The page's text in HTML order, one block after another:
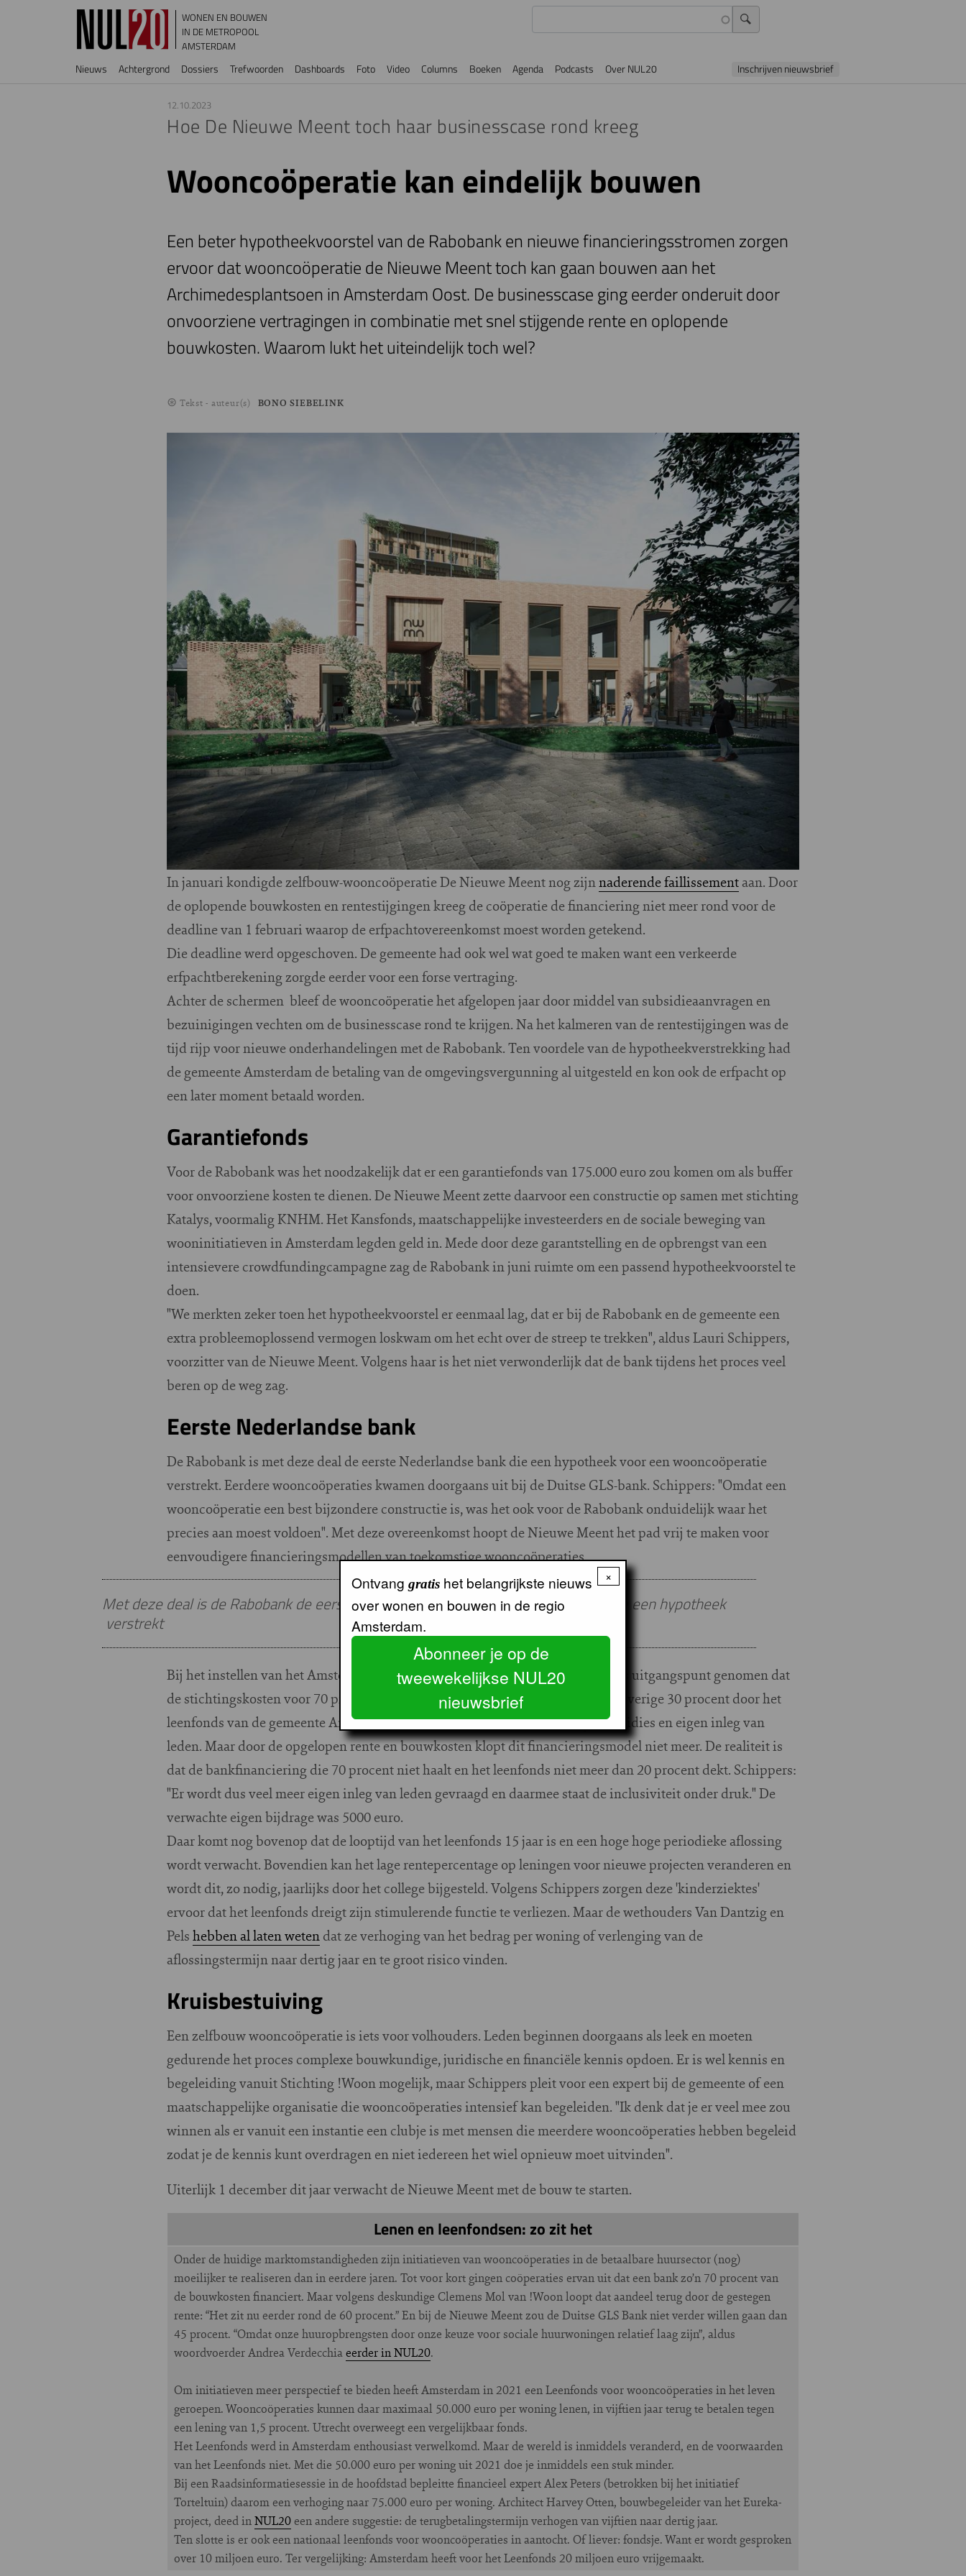
Overslaan en naar de inhoud gaan
WONEN EN BOUWEN
IN DE METROPOOL
AMSTERDAM
Hoofdnavigatie
Nieuws Achtergrond Dossiers Trefwoorden Dashboards Foto Video Columns Boeken Agenda Podcasts Over NUL20 Inschrijven nieuwsbrief
12.10.2023
Hoe De Nieuwe Meent toch haar businesscase rond kreeg
Wooncoöperatie kan eindelijk bouwen
Een beter hypotheekvoorstel van de Rabobank en nieuwe financieringsstromen zorgen
ervoor dat wooncoöperatie de Nieuwe Meent toch kan gaan bouwen aan het
Archimedesplantsoen in Amsterdam Oost. De businesscase ging eerder onderuit door
onvoorziene vertragingen in combinatie met snel stijgende rente en oplopende
bouwkosten. Waarom lukt het uiteindelijk toch wel?
Tekst - auteur(s) BONO SIEBELINK
In januari kondigde zelfbouw-wooncoöperatie De Nieuwe Meent nog zijnnaderende faillissementaan. Door
de oplopende bouwkosten en rentestijgingen kreeg de coöperatie de financiering niet meer rond voor de
deadline van 1 februari waarop de erfpachtovereenkomst moest worden getekend.
Die deadline werd opgeschoven. De gemeente had ook wel wat goed te maken want een verkeerde
erfpachtberekening zorgde eerder voor een forse vertraging.
Achter de schermen bleef de wooncoöperatie het afgelopen jaar door middel van subsidieaanvragen en
bezuinigingen vechten om de businesscase rond te krijgen. Na het kalmeren van de rentestijgingen was de
tijd rijp voor nieuwe onderhandelingen met de Rabobank. Ten voordele van de hypotheekverstrekking had
de gemeente Amsterdam de betaling van de omgevingsvergunning al uitgesteld en kon ook de erfpacht op
een later moment betaald worden.
Garantiefonds
Voor de Rabobank was het noodzakelijk dat er een garantiefonds van 175.000 euro zou komen om als buffer
voor onvoorziene kosten te dienen. De Nieuwe Meent zette daarvoor een constructie op samen met stichting
Katalys, voormalig KNHM. Het Kansfonds, maatschappelijke investeerders en de sociale beweging van
wooninitiatieven in Amsterdam legden geld in. Mede door deze garantstelling en de opbrengst van een
intensievere crowdfundingcampagne zag de Rabobank in juni ruimte om een passend hypotheekvoorstel te
doen.
"We merkten zeker toen het hypotheekvoorstel er eenmaal lag, dat er bij de Rabobank en de gemeente een
extra probleemoplossend vermogen loskwam om het echt over de streep te trekken", aldus Lauri Schippers,
voorzitter van de Nieuwe Meent. Volgens haar is het niet verwonderlijk dat de bank tijdens het proces veel
beren op de weg zag.
Eerste Nederlandse bank
De Rabobank is met deze deal de eerste Nederlandse bank die een hypotheek voor een wooncoöperatie
verstrekt. Eerdere wooncoöperaties kwamen doorgaans uit bij de Duitse GLS-bank. Schippers: "Omdat een
wooncoöperatie een best bijzondere constructie is, was het ook voor de Rabobank onduidelijk waar het
precies aan moest voldoen". Met deze overeenkomst hoopt de Nieuwe Meent het pad vrij te maken voor
eenvoudigere financieringsmodellen van toekomstige wooncoöperaties.
Met deze deal is de Rabobank de eerste Nederlandse bank die een wooncoöperatie een hypotheek
verstrekt
Bij het instellen van het Amsterdams Leenfonds voor wooncoöperaties werd als uitgangspunt genomen dat
de stichtingskosten voor 70 procent worden gefinancierd door de bank, en de overige 30 procent door het
leenfonds van de gemeente Amsterdam ((= max. 50.000 euro per woning), subsidies en eigen inleg van
leden. Maar door de opgelopen rente en bouwkosten klopt dit financieringsmodel niet meer. De realiteit is
dat de bankfinanciering die 70 procent niet haalt en het leenfonds niet meer dan 20 procent dekt. Schippers:
"Er wordt dus veel meer eigen inleg van leden gevraagd en daarmee staat de inclusiviteit onder druk." De
verwachte eigen bijdrage was 5000 euro.
Daar komt nog bovenop dat de looptijd van het leenfonds 15 jaar is en een hoge hoge periodieke aflossing
wordt verwacht. Bovendien kan het lage rentepercentage op leningen voor nieuwe projecten veranderen en
wordt dit, zo nodig, jaarlijks door het college bijgesteld. Volgens Schippers zorgen deze 'kinderziektes'
ervoor dat het leenfonds dreigt zijn stimulerende functie te verliezen. Maar de wethouders Van Dantzig en
Pelshebben al laten wetendat ze verhoging van het bedrag per woning of verlenging van de
aflossingstermijn naar dertig jaar en te groot risico vinden.
Kruisbestuiving
Een zelfbouw wooncoöperatie is iets voor volhouders. Leden beginnen doorgaans als leek en moeten
gedurende het proces complexe bouwkundige, juridische en financiële kennis opdoen. Er is wel kennis en
begeleiding vanuit Stichting !Woon mogelijk, maar Schippers pleit voor een expert bij de gemeente of een
maatschappelijke organisatie die wooncoöperaties intensief kan begeleiden. "Ik denk dat je er veel mee zou
winnen als er vanuit een instantie een clubje is met mensen die meerdere wooncoöperaties hebben begeleid
zodat je de kennis kunt overdragen en niet iedereen het wiel opnieuw moet uitvinden".
Uiterlijk 1 december dit jaar verwacht de Nieuwe Meent met de bouw te starten.
Lenen en leenfondsen: zo zit het
Onder de huidige marktomstandigheden zijn initiatieven van wooncoöperaties in de betaalbare huursector (nog)
moeilijker te realiseren dan in eerdere jaren. Tot voor kort gingen coöperaties ervan uit dat een bank zo’n 70 procent van
de bouwkosten financiert. Maar volgens deskundige Clemens Mol van !Woon loopt dat aandeel terug door de gestegen
rente: “Het zit nu eerder rond de 60 procent.” En bij de Nieuwe Meent zou de Duitse GLS Bank niet verder willen gaan dan
45 procent. “Omdat onze huuropbrengsten door onze keuze voor sociale huurwoningen relatief laag zijn”, aldus
woordvoerder Andrea Verdecchiaeerder in NUL20.
Om initiatieven meer perspectief te bieden heeft Amsterdam in 2021 een Leenfonds voor wooncoöperaties in het leven
geroepen. Wooncoöperaties kunnen daar maximaal 50.000 euro per woning lenen, in vijftien jaar terug te betalen tegen
een lening van 1,5 procent. Utrecht overweegt een vergelijkbaar fonds.
Het Leenfonds werd in Amsterdam enthousiast verwelkomd. Maar de wereld is inmiddels veranderd, en de voorwaarden
van het Leenfonds niet. Met die 50.000 euro per woning uit 2021 doe je inmiddels een stuk minder.
Bij een Raadsinformatiesessie in de hoofdstad bepleitte financieel expert Alex Peters (betrokken bij het initiatief
Torteltuin) daarom een verhoging naar 75.000 euro per woning. Architect Harvey Otten, bouwbegeleider van het Eureka-
project, deed inNUL20 een andere suggestie: de terugbetalingstermijn verhogen van vijftien naar dertig jaar.
Ten slotte is er ook een nationaal leenfonds voor wooncoöperaties in aantocht. Of liever: fondsje. Want er wordt gesproken
over 10 miljoen euro. Ter vergelijking: Amsterdam heeft voor het Leenfonds 20 miljoen euro vrijgemaakt.
×
Ontvang gratis het belangrijkste nieuws
over wonen en bouwen in de regio
Amsterdam.
Abonneer je op de
tweewekelijkse NUL20
nieuwsbrief